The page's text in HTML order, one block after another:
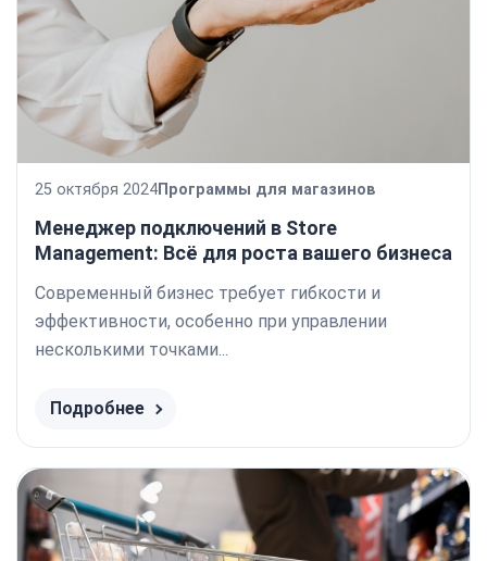
Менеджер подключений в Store
Management: Всё для роста вашего бизнеса
25 октября 2024Программы для магазинов
Современный бизнес требует гибкости и
эффективности, особенно при управлении
несколькими точками...
Подробнее